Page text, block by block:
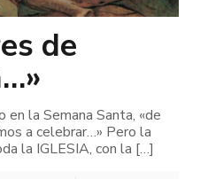
de
la Semana Santa, «de
a celebrar…» Pero la
la IGLESIA, con la […]